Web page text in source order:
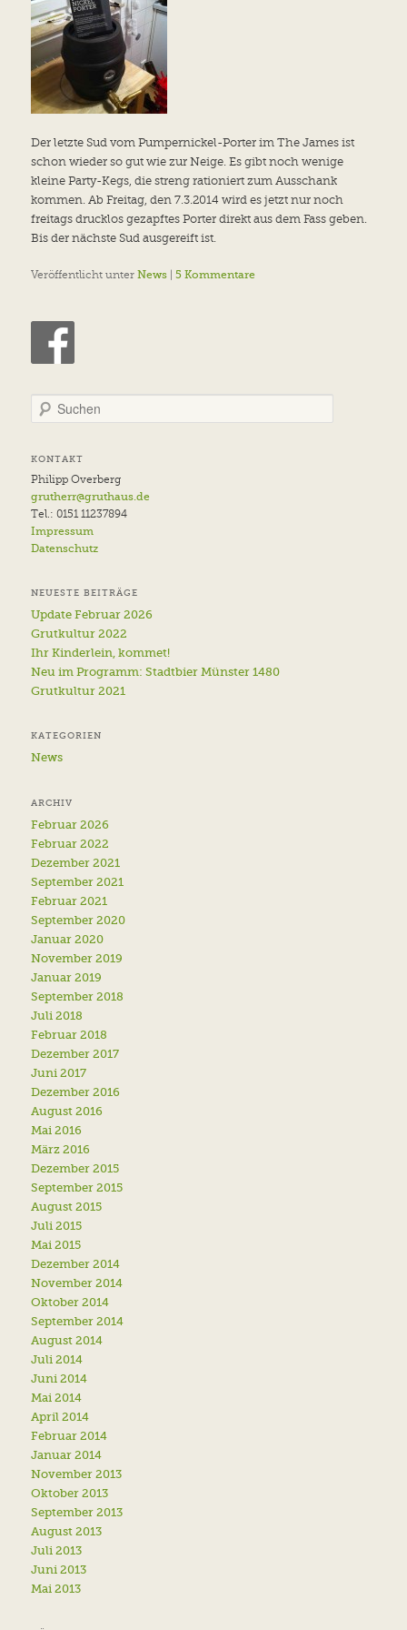
Der letzte Sud vom Pumpernickel-Porter im The James ist
schon wieder so gut wie zur Neige. Es gibt noch wenige
kleine Party-Kegs, die streng rationiert zum Ausschank
kommen. Ab Freitag, den 7.3.2014 wird es jetzt nur noch
freitags drucklos gezapftes Porter direkt aus dem Fass geben.
Bis der nächste Sud ausgereift ist.
Veröffentlicht unter News |5 Kommentare
u
h
KONTAKT
Philipp Overberg
grutherr@gruthaus.de
Tel.: 0151 11237894
Impressum
Datenschutz
NEUESTE BEITRÄGE
Update Februar 2026
Grutkultur 2022
Ihr Kinderlein, kommet!
Neu im Programm: Stadtbier Münster 1480
Grutkultur 2021
KATEGORIEN
News
ARCHIV
Februar 2026
Februar 2022
Dezember 2021
September 2021
Februar 2021
September 2020
Januar 2020
November 2019
Januar 2019
September 2018
Juli 2018
Februar 2018
Dezember 2017
Juni 2017
Dezember 2016
August 2016
Mai 2016
März 2016
Dezember 2015
September 2015
August 2015
Juli 2015
Mai 2015
Dezember 2014
November 2014
Oktober 2014
September 2014
August 2014
Juli 2014
Juni 2014
Mai 2014
April 2014
Februar 2014
Januar 2014
November 2013
Oktober 2013
September 2013
August 2013
Juli 2013
Juni 2013
Mai 2013